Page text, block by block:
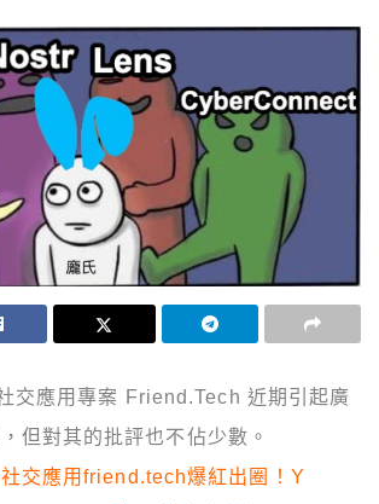
交應用專案 Friend.Tech 近期引起廣
但對其的批評也不佔少數。
社交應用friend.tech爆紅出圈！Y